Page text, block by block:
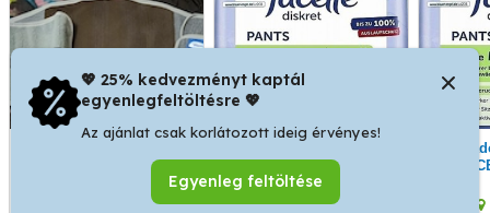
típusú, 26 cm magas
Medium felnőtt
pelenkanadrág
VI. kerület
💖 25% kedvezményt kaptál
egyenlegfeltöltésre 💖
Az ajánlat csak korlátozott ideig érvényes!
Egyenleg feltöltése